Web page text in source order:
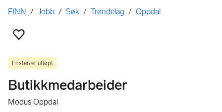
Her er du
FINN / Jobb / Søk / Trøndelag / Oppdal
Fristen er utløpt
Butikkmedarbeider
Modus Oppdal